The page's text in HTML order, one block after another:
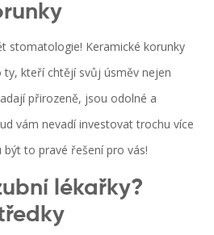
stomatologie! Keramické korunky
kteří chtějí svůj úsměv nejen
přirozeně, jsou odolné a
vám nevadí investovat trochu více
to pravé řešení pro vás!
lékařky?